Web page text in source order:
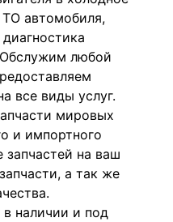
ТО автомобиля,
диагностика
любой
все виды услуг.
мировых
и импортного
запчастей на ваш
а так же
наличии и под